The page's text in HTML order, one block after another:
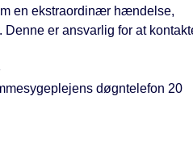
en ekstraordinær hændelse,
er ansvarlig for at
døgntelefon 20